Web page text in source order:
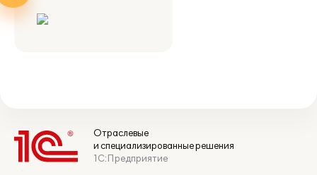
Отраслевые
и специализированные решения
1С:Предприятие